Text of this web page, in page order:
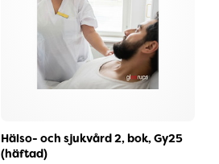
Hälso- och sjukvård 2, bok, Gy25
(häftad)